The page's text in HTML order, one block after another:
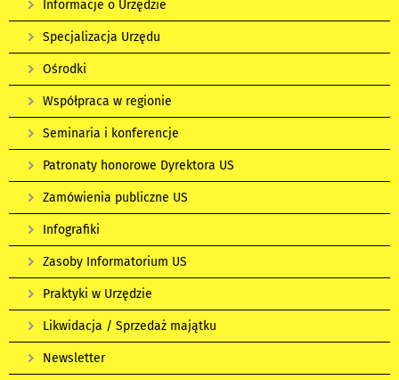
Informacje o Urzędzie
Specjalizacja Urzędu
Ośrodki
Współpraca w regionie
Seminaria i konferencje
Patronaty honorowe Dyrektora US
Zamówienia publiczne US
Infografiki
Zasoby Informatorium US
Praktyki w Urzędzie
Likwidacja / Sprzedaż majątku
Newsletter